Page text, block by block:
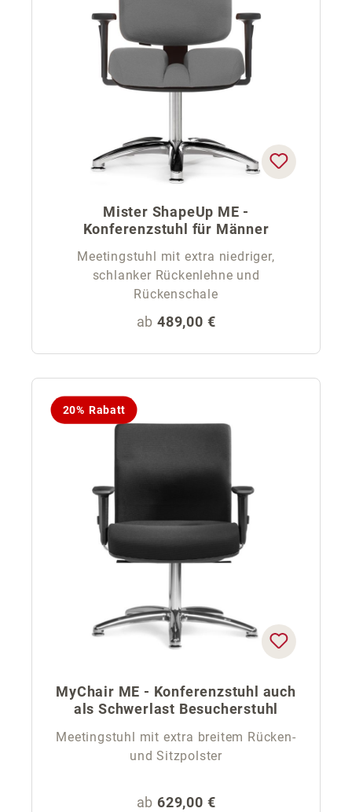
Mister ShapeUp ME -
Konferenzstuhl für Männer
Meetingstuhl mit extra niedriger,
schlanker Rückenlehne und
Rückenschale
Regulärer Preis:
ab 489,00 €
20% Rabatt
MyChair ME - Konferenzstuhl auch
als Schwerlast Besucherstuhl
Meetingstuhl mit extra breitem Rücken-
und Sitzpolster
Regulärer Preis:
ab 629,00 €